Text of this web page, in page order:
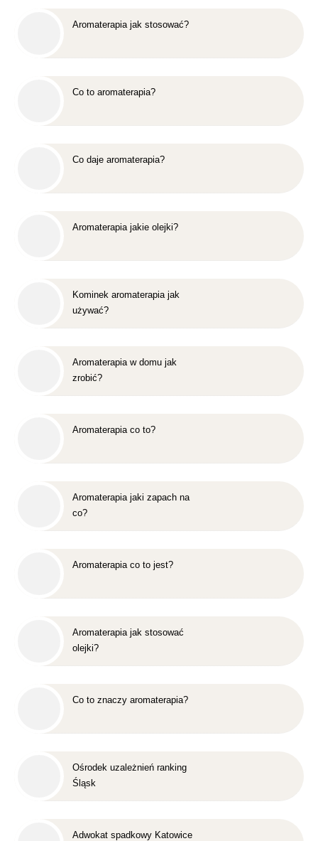
Aromaterapia jak stosować?
Co to aromaterapia?
Co daje aromaterapia?
Aromaterapia jakie olejki?
Kominek aromaterapia jak
używać?
Aromaterapia w domu jak
zrobić?
Aromaterapia co to?
Aromaterapia jaki zapach na
co?
Aromaterapia co to jest?
Aromaterapia jak stosować
olejki?
Co to znaczy aromaterapia?
Ośrodek uzależnień ranking
Śląsk
Adwokat spadkowy Katowice